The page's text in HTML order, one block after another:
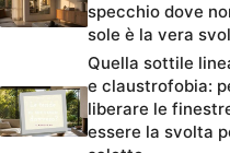
specchio dove
sole è la vera
Quella sottile
e claustrofobia:
liberare le
essere la svolta